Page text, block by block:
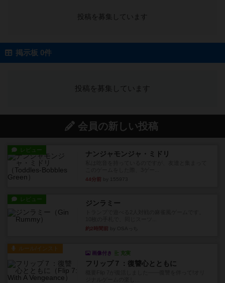
投稿を募集しています
掲示板 0件
投稿を募集しています
会員の新しい投稿
レビュー ナンジャモンジャ・ミドリ
44分前
レビュー ジンラミー
約2時間前
ルール/インスト
画像付き 充実
フリップ７：復讐心とともに